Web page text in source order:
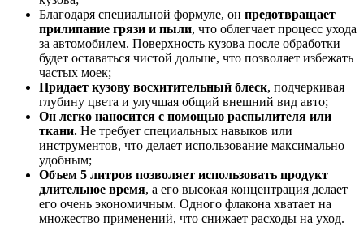
Благодаря специальной формуле, он предотвращает
прилипание грязи и пыли, что облегчает процесс ухода
за автомобилем. Поверхность кузова после обработки
будет оставаться чистой дольше, что позволяет избежать
частых моек;
Придает кузову восхитительный блеск, подчеркивая
глубину цвета и улучшая общий внешний вид авто;
Он легко наносится с помощью распылителя или
ткани. Не требует специальных навыков или
инструментов, что делает использование максимально
удобным;
Объем 5 литров позволяет использовать продукт
длительное время, а его высокая концентрация делает
его очень экономичным. Одного флакона хватает на
множество применений, что снижает расходы на уход.